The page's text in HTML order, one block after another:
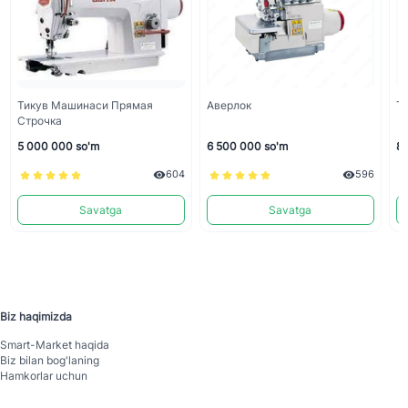
Тикув Машинаси Прямая
Строчка
5 000 000 so'm
604
Savatga
Аверлок
6 500 000 so'm
596
Savatga
8
Biz haqimizda
Smart-Mаrket haqida
Biz bilan bog'laning
Hamkorlar uchun